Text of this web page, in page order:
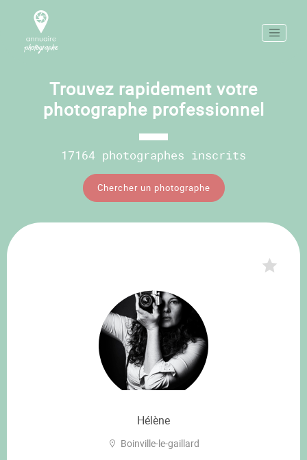
Trouvez rapidement votre
photographe professionnel
17164 photographes inscrits
Chercher un photographe
Hélène
Boinville-le-gaillard